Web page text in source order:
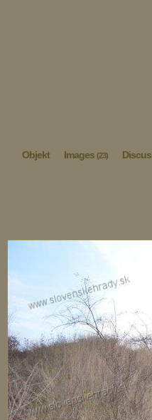
Objekt Images (23)